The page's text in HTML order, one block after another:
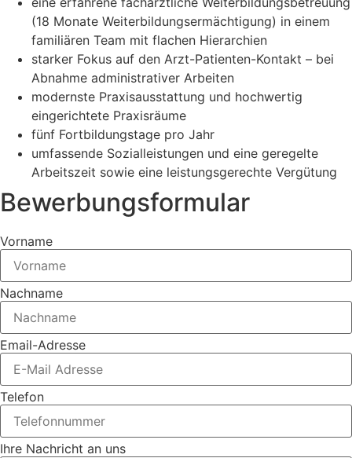
(18 Monate Weiterbildungsermächtigung) in einem
familiären Team mit flachen Hierarchien
starker Fokus auf den Arzt-Patienten-Kontakt – bei
Abnahme administrativer Arbeiten
modernste Praxisausstattung und hochwertig
eingerichtete Praxisräume
fünf Fortbildungstage pro Jahr
umfassende Sozialleistungen und eine geregelte
Arbeitszeit sowie eine leistungsgerechte Vergütung
Bewerbungsformular
Vorname
Nachname
Email-Adresse
Telefon
Ihre Nachricht an uns